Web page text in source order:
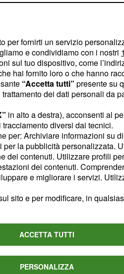
al
Bencic
per fornirti un servizio
e condividiamo con i nostri
sul tuo dispositivo, come
hai fornito loro o che hanno
“Accetta tutti” presente su
dei dati personali da
in alto a destra), acconsenti al
diversi dai tecnici.
per: Archiviare informazioni su
la pubblicità personalizzata.
dei contenuti. Utilizzare profili
dei contenuti.
e migliorare i servizi.
sito e per modificare, in
ACCETTA TUTTI
PERSONALIZZA